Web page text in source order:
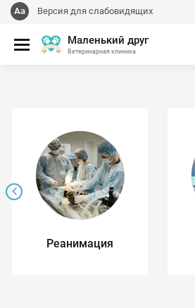
Версия для слабовидящих
Маленький друг
Ветеринарная клиника
Реанимация